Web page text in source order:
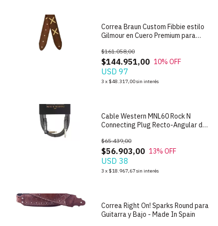
Correa Braun Custom Fibbie estilo
Gilmour en Cuero Premium para
$144.951,00
$161.058,00
10% OFF
USD 97
3 x $48.317,00sin interés
Cable Western MNL60 Rock N
Connecting Plug Recto-Angular de
$56.903,00
$65.439,00
13% OFF
USD 38
3 x $18.967,67sin interés
Correa Right On! Sparks Round para
Guitarra y Bajo - Made In Spain